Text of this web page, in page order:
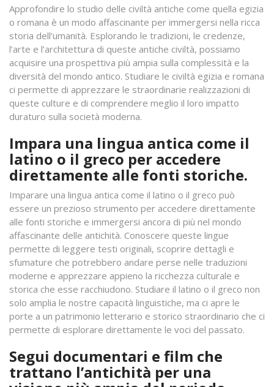
Approfondire lo studio delle civiltà antiche come quella egizia
o romana è un modo affascinante per immergersi nella ricca
storia dell’umanità. Esplorando le tradizioni, le credenze,
l’arte e l’architettura di queste antiche civiltà, possiamo
acquisire una prospettiva più ampia sulla complessità e la
diversità del mondo antico. Studiare le civiltà egizia e romana
ci permette di apprezzare le straordinarie realizzazioni di
queste culture e di comprendere meglio il loro impatto
duraturo sulla società moderna.
Impara una lingua antica come il
latino o il greco per accedere
direttamente alle fonti storiche.
Imparare una lingua antica come il latino o il greco può
essere un prezioso strumento per accedere direttamente
alle fonti storiche e immergersi ancora di più nel mondo
affascinante delle antichità. Conoscere queste lingue
permette di leggere testi originali, scoprire dettagli e
sfumature che potrebbero andare perse nelle traduzioni
moderne e apprezzare appieno la ricchezza culturale e
storica che esse racchiudono. Studiare il latino o il greco non
solo amplia le nostre capacità linguistiche, ma ci apre le
porte a un patrimonio letterario e storico straordinario che ci
permette di esplorare direttamente le voci del passato.
Segui documentari e film che
trattano l’antichità per una